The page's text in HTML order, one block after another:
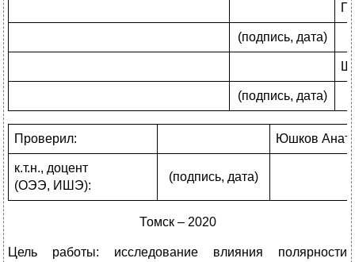
(подпись, дата)
(подпись, дата)
Проверил: Юшков
к.т.н., доцент
(ОЭЭ, ИШЭ):
(подпись, дата)
Томск – 2020
Цель работы: исследование влияния полярности